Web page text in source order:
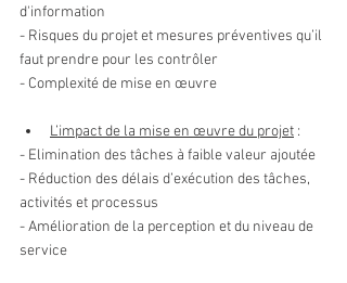
d'information
- Risques du projet et mesures préventives qu’il
faut prendre pour les contrôler
- Complexité de mise en œuvre
L’impact de la mise en œuvre du projet :
- Elimination des tâches à faible valeur ajoutée
- Réduction des délais d’exécution des tâches,
activités et processus
- Amélioration de la perception et du niveau de
service